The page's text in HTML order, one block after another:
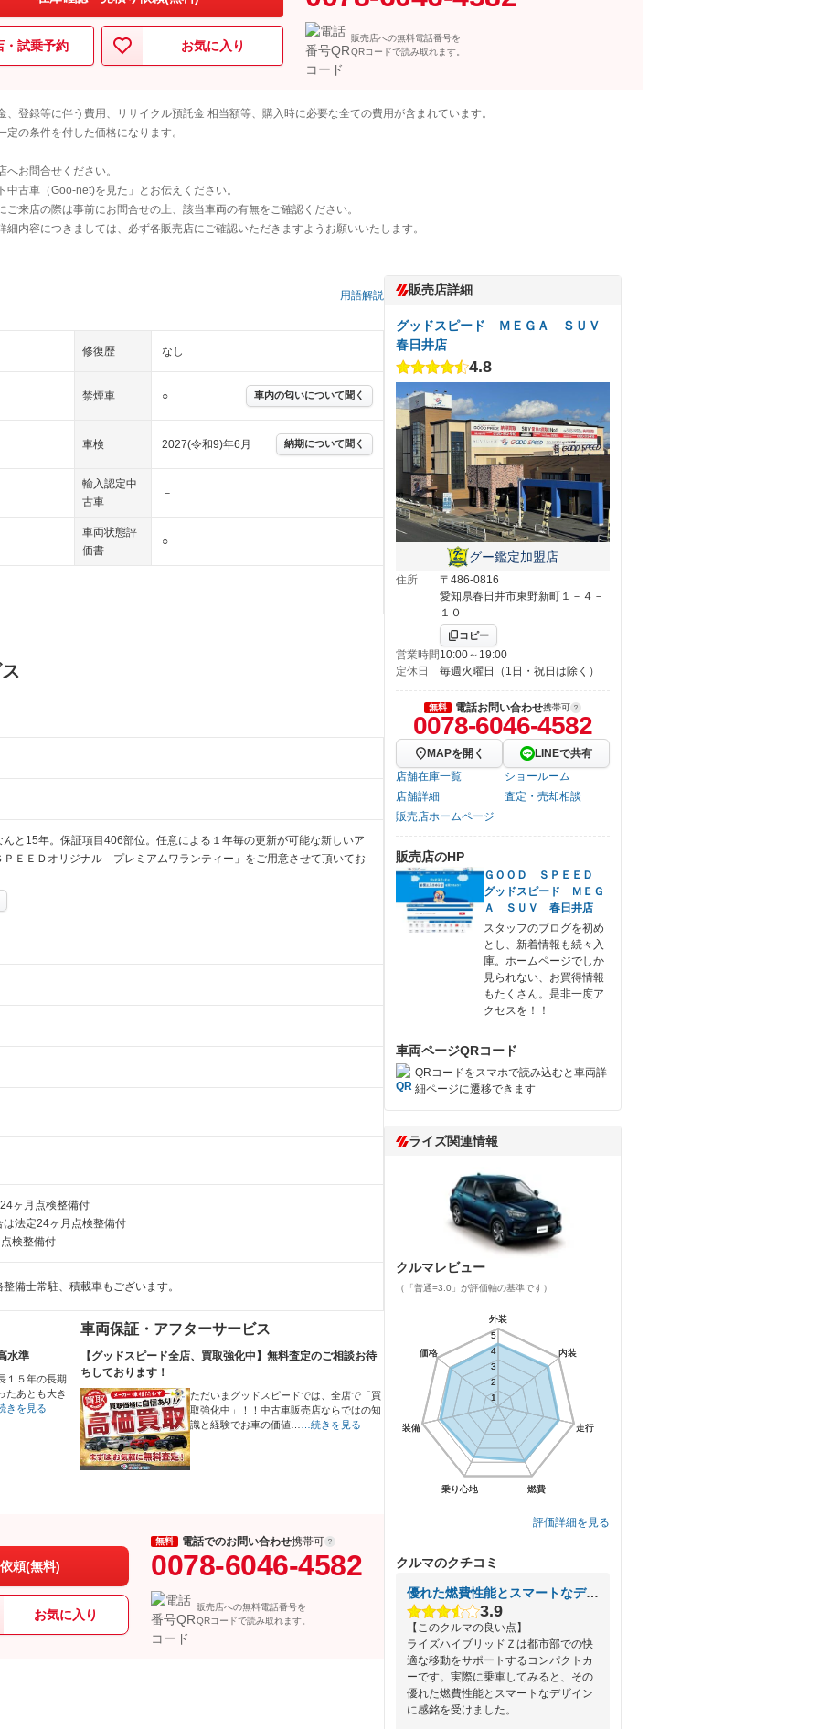
・試乗予約 お気に入り
販売店への無料電話番号を
QRコードで読み取れます。
登録等に伴う費用、リサイクル預託金 相当額等、購入時に必要な全ての費用が含まれています。
の条件を付した価格になります。
お問合せください。
古車（Goo-net)を見た」とお伝えください。
来店の際は事前にお問合せの上、該当車両の有無をご確認ください。
内容につきましては、必ず各販売店にご確認いただきますようお願いいたします。
用語解説
修復歴 なし
禁煙車 ○ 車内の匂いについて聞く
車検 2027(令和9)年6月 納期について聞く
輸入認定中
古車
－
車両状態評
価書
○
と15年。保証項目406部位。任意による１年毎の更新が可能な新しいア
ＥＥＤオリジナル プレミアムワランティー」をご用意させて頂いてお
ヶ月点検整備付
法定24ヶ月点検整備付
検整備付
備士常駐、積載車もございます。
水準
１５年の長期
たあとも大き
きを見る
車両保証・アフターサービス
【グッドスピード全店、買取強化中】無料査定のご相談お待
ちしております！
ただいまグッドスピードでは、全店で「買
取強化中」！！中古車販売店ならではの知
識と経験でお車の価値…
…続きを見る
頼(無料)
お気に入り
無料 電話でのお問い合わせ携帯可
0078-6046-4582
販売店への無料電話番号を
QRコードで読み取れます。
販売店詳細
グッドスピード ＭＥＧＡ ＳＵＶ
春日井店
4.8
グー鑑定加盟店
住所
〒486-0816
愛知県春日井市東野新町１－４－
１０
コピー
営業時間 10:00～19:00
定休日
毎週火曜日（1日・祝日は除く）
無料 電話お問い合わせ携帯可
0078-6046-4582
MAPを開く
LINEで共有
店舗在庫一覧
ショールーム
店舗詳細
査定・売却相談
販売店ホームページ
販売店のHP
ＧＯＯＤ ＳＰＥＥＤ
グッドスピード ＭＥＧ
Ａ ＳＵＶ 春日井店
スタッフのブログを初め
とし、新着情報も続々入
庫。ホームページでしか
見られない、お買得情報
もたくさん。是非一度ア
クセスを！！
車両ページQRコード
QRコードをスマホで読み込むと車両詳
細ページに遷移できます
ライズ関連情報
クルマレビュー
（「普通=3.0」が評価軸の基準です）
外装
内装
走行
燃費
乗り心地
装備
価格
1
2
3
4
5
外装
内装
走行
燃費
乗り心地
装備
価格
1
2
3
4
5
評価詳細を見る
クルマのクチコミ
優れた燃費性能とスマートなデザインが魅力のコンパクトカー
3.9
【このクルマの良い点】
ライズハイブリッドＺは都市部での快
適な移動をサポートするコンパクトカ
ーです。実際に乗車してみると、その
優れた燃費性能とスマートなデザイン
に感銘を受けました。